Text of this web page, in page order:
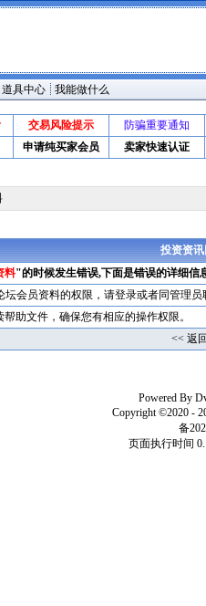
道具中心 我能做什么
交易风险提示
防骗重要通知
申请纯买家会员 卖家快速认证
投资资
料"的时候发生错误,下面是错误的详细信
坛会员资料的权限，请登录或者同管理员
帮助文件，确保您有相应的操作权限。
<< 返
Powered By
Copyright ©2020 -
备
页面执行时间